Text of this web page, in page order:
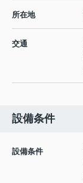
所在地
交通
設備条件
設備条件